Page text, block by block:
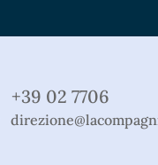
+39 02 7706